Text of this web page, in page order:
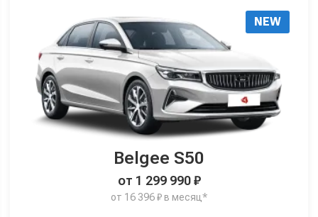
NEW
Belgee S50
от 1 299 990 ₽
от 16 396 ₽ в месяц*